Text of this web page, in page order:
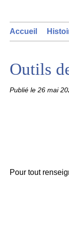
Accueil
Outils
Publié le 26 mai
Pour tout